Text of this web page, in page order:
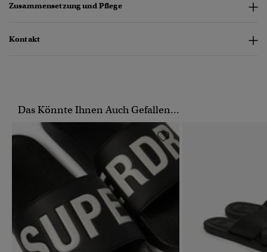
Zusammensetzung und Pflege
Kontakt
Das Könnte Ihnen Auch Gefallen...